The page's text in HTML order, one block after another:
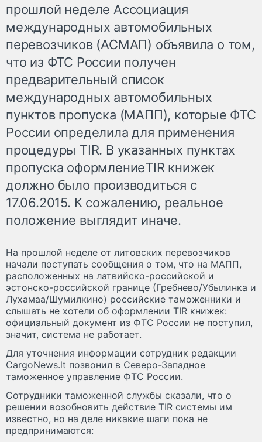
прошлой неделе Ассоциация
международных автомобильных
перевозчиков (АСМАП) объявила о том,
что из ФТС России получен
предварительный список
международных автомобильных
пунктов пропуска (МАПП), которые ФТС
России определила для применения
процедуры TIR. В указанных пунктах
пропуска оформлениеTIR книжек
должно было производиться с
17.06.2015. К сожалению, реальное
положение выглядит иначе.
На прошлой неделе от литовских перевозчиков
начали поступать сообщения о том, что на МАПП,
расположенных на латвийско-российской и
эстонско-российской границе (Гребнево/Убылинка и
Лухамаа/Шумилкино) российские таможенники и
слышать не хотели об оформлении TIR книжек:
официальный документ из ФТС России не поступил,
значит, система не работает.
Для уточнения информации сотрудник редакции
CargoNews.lt позвонил в Северо-Западное
таможенное управление ФТС России.
Сотрудники таможенной службы сказали, что о
решении возобновить действие TIR системы им
известно, но на деле никакие шаги пока не
предпринимаются: